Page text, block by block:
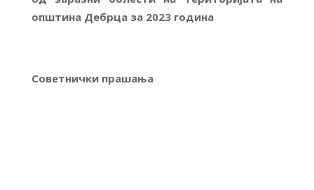
општина Дебрца за 2023 година
Советнички прашања